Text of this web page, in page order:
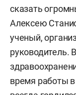
сказать
Алексею
ученый,
руководитель.
время работы